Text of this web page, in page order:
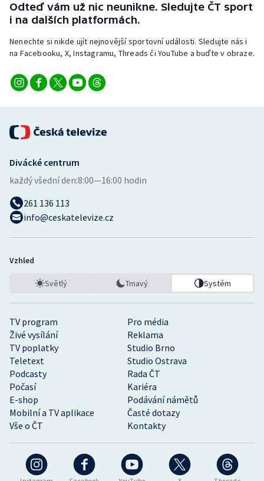
Odteď vám už nic neunikne. Sledujte ČT sport
i na dalších platformách.
Nenechte si nikde ujít nejnovější sportovní události. Sledujte nás i
na Facebooku, X, Instagramu, Threads či YouTube a buďte v obraze.
TV program
Pro média
Živé vysílání
Reklama
TV poplatky
Studio Brno
Teletext
Studio Ostrava
Podcasty
Rada ČT
Počasí
Kariéra
E-shop
Podávání námětů
Mobilní a TV aplikace
Časté dotazy
Vše o ČT
Kontakty
Divácké centrum
každý všední den:8:00—16:00 hodin
261 136 113
info@ceskatelevize.cz
Vzhled
Světlý Tmavý Systém